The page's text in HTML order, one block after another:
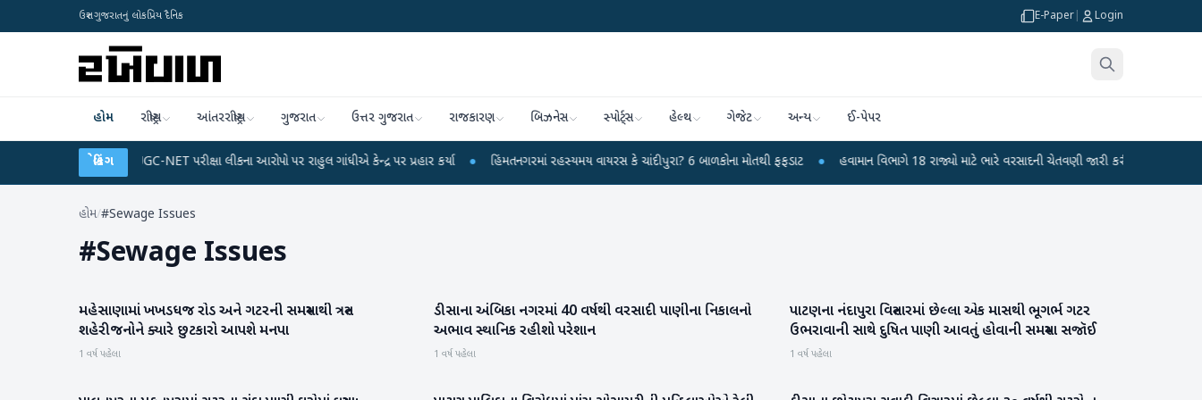
ઉત્તર ગુજરાતનું લોકપ્રિય દૈનિક E-Paper Login
હોમ રાષ્ટ્રીય આંતરરાષ્ટ્રીય ગુજરાત ઉત્તર ગુજરાત રાજકારણ બિઝનેસ સ્પોર્ટ્સ હેલ્થ ગેજેટ અન્ય ઈ-પેપર
બ્રેકિંગ
UGC-NET પરીક્ષા લીકના આરોપો પર રાહુલ ગાંધીએ કેન્દ્ર પર પ્રહાર કર્યા ● હિંમતનગરમાં રહસ્યમય વાયરસ કે ચાંદીપુરા? 6 બાળકોના મોતથી ફફડાટ ● હવામાન વિભાગે 18 રાજ્યો માટે ભારે વરસાદની ચેતવણી જારી કરી ● સિદ્ધપુરથી બોમ્બ
હોમ/#Sewage Issues
#Sewage Issues
મહેસાણા
મહેસાણામાં ખખડધજ રોડ અને ગટરની સમસ્યાથી ત્રસ્ત
શહેરીજનોને ક્યારે છુટકારો આપશે મનપા
1 વર્ષ પહેલા
બનાસકાંઠા
ડીસાના અંબિકા નગરમાં 40 વર્ષથી વરસાદી પાણીના નિકાલનો
અભાવ સ્થાનિક રહીશો પરેશાન
1 વર્ષ પહેલા
પાટણ
પાટણના નંદાપુરા વિસ્તારમાં છેલ્લા એક માસથી ભૂગર્ભ ગટર
ઉભરાવાની સાથે દુષિત પાણી આવતું હોવાની સમસ્યા સજૉઈ
1 વર્ષ પહેલા